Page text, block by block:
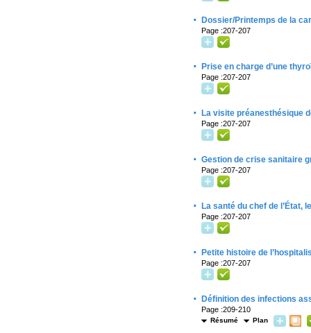
· Dossier/Printemps de la
Page :207-207
· Prise en charge d’une
Page :207-207
· La visite préanesthésique
Page :207-207
· Gestion de crise sanitaire
Page :207-207
· La santé du chef de l’État,
Page :207-207
· Petite histoire de
Page :207-207
· Définition des infections
Page :209-210
Résumé Plan